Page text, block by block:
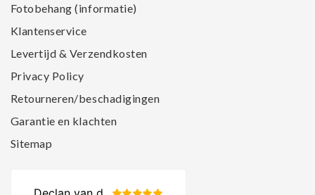
Fotobehang (informatie)
Klantenservice
Levertijd & Verzendkosten
Privacy Policy
Retourneren/beschadigingen
Garantie en klachten
Sitemap